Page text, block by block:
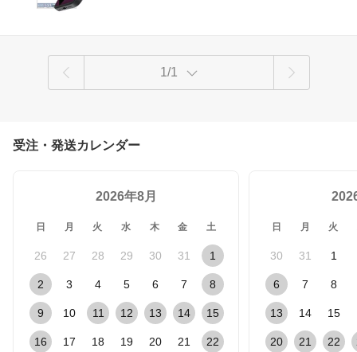
1/1
受注・発送カレンダー
2026年8月
日 月 火 水 木 金 土
26 27 28 29 30 31 1
2 3 4 5 6 7 8
9 10 11 12 13 14 15
16 17 18 19 20 21 22
日 月 火
30 31 1
6 7 8
13 14 15
20 21 22